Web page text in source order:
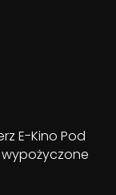
E-Kino Pod